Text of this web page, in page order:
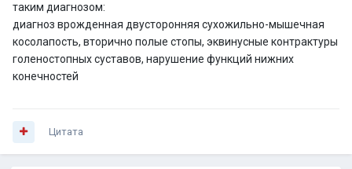
таким диагнозом:
диагноз врожденная двусторонняя сухожильно-мышечная
косолапость, вторично полые стопы, эквинусные контрактуры
голеностопных суставов, нарушение функций нижних
конечностей
Цитата